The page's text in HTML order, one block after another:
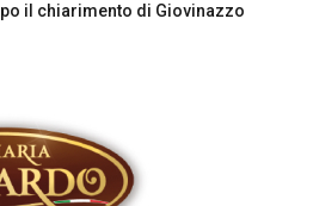
il chiarimento di Giovinazzo